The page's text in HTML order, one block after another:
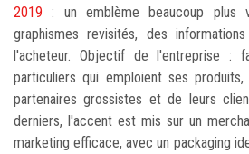
2019 : un emblème beaucoup plus
graphismes revisités, des
l'acheteur. Objectif de l'entreprise :
particuliers qui emploient ses
partenaires grossistes et de leurs
derniers, l'accent est mis sur un
marketing efficace, avec un packaging